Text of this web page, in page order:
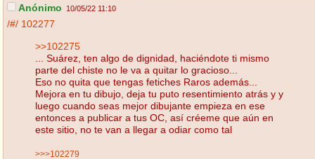
Anónimo 10/05/22 11:10
/#/ 102277
>>102275
... Suárez, ten algo de dignidad, haciéndote ti mismo
parte del chiste no le va a quitar lo gracioso...
Eso no quita que tengas fetiches Raros además...
Mejora en tu dibujo, deja tu puto resentimiento atrás y y
luego cuando seas mejor dibujante empieza en ese
entonces a publicar a tus OC, así créeme que aún en
este sitio, no te van a llegar a odiar como tal
>>>102279